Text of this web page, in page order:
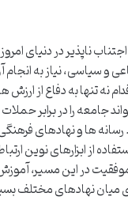
ناپذیر در دنیای
و سیاسی، نیاز به انجام
نه تنها به دفاع از
جامعه را در برابر
ها و نهادهای فرهنگی
از ابزارهای نوین
در این مسیر،
نهادهای مختلف